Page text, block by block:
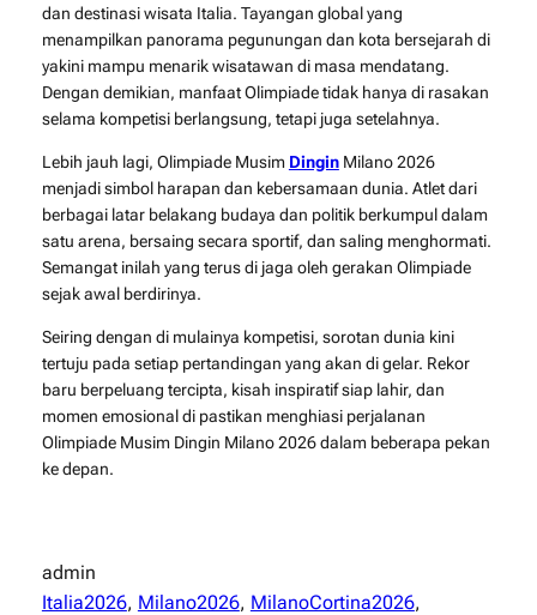
dan destinasi wisata Italia. Tayangan global yang
menampilkan panorama pegunungan dan kota bersejarah di
yakini mampu menarik wisatawan di masa mendatang.
Dengan demikian, manfaat Olimpiade tidak hanya di rasakan
selama kompetisi berlangsung, tetapi juga setelahnya.
Lebih jauh lagi, Olimpiade Musim DinginMilano 2026
menjadi simbol harapan dan kebersamaan dunia. Atlet dari
berbagai latar belakang budaya dan politik berkumpul dalam
satu arena, bersaing secara sportif, dan saling menghormati.
Semangat inilah yang terus di jaga oleh gerakan Olimpiade
sejak awal berdirinya.
Seiring dengan di mulainya kompetisi, sorotan dunia kini
tertuju pada setiap pertandingan yang akan di gelar. Rekor
baru berpeluang tercipta, kisah inspiratif siap lahir, dan
momen emosional di pastikan menghiasi perjalanan
Olimpiade Musim Dingin Milano 2026 dalam beberapa pekan
ke depan.
admin
Italia2026, Milano2026, MilanoCortina2026